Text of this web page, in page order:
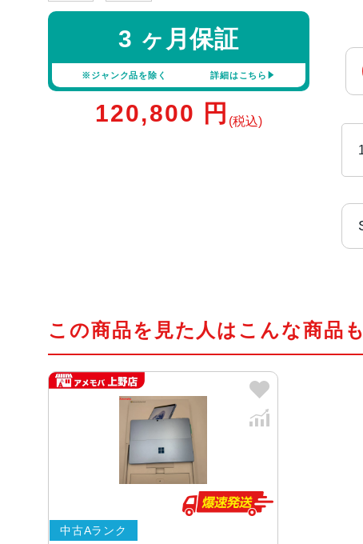
3 ヶ月保証
※ジャンク品を除く 詳細はこちら
120,800 円 (税込)
この商品を見た人はこんな商品
中古Aランク